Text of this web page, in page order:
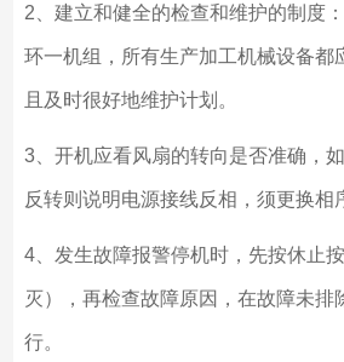
2、建立和健全的检查和维护的制度
环一机组，所有生产加工机械设备都
且及时很好地维护计划。
3、开机应看风扇的转向是否准确，
反转则说明电源接线反相，须更换相
4、发生故障报警停机时，先按休止
灭），再检查故障原因，在故障未排
行。